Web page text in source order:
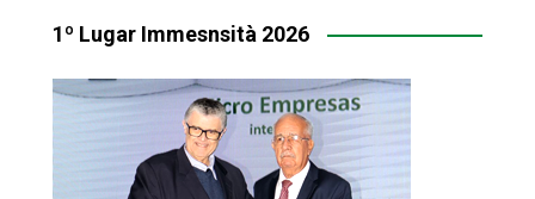
1º Lugar Immesnsità 2026